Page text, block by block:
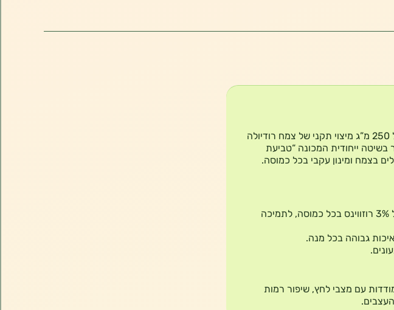
רודיולייף של נייצ’רס פרו הוא תוסף תזונה המכיל 250 מ”ג מיצוי תקני של צמח רודיולה
מיוצר בשיטה ייחודית המכונה “טביעת
בצמח ומינון עקבי בכל כמוסה.
: מבטיח מינון קבוע של 3% רוזווינס בכל כמוסה, לתמיכה
גבוהה בכל מנה.
עם מצבי לחץ, שיפור רמות